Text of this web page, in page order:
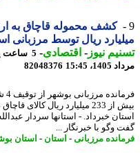
ریال توسط مرزبانی
نیوز-اقتصادی-
15:45
82048376
فرمانده مرزبانی
بیش از 233 میلیارد ریال کالای قاچاق
خبرداد. - استانها سردار عبدالله
وگو با خبرنگار ...
مرزبانی -استان-استان بوشهر